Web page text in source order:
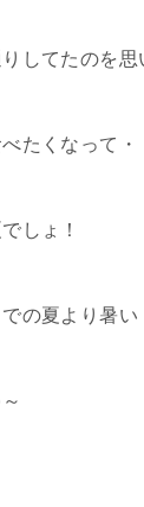
りしてたのを
たくなって・
しょ！
での夏より暑